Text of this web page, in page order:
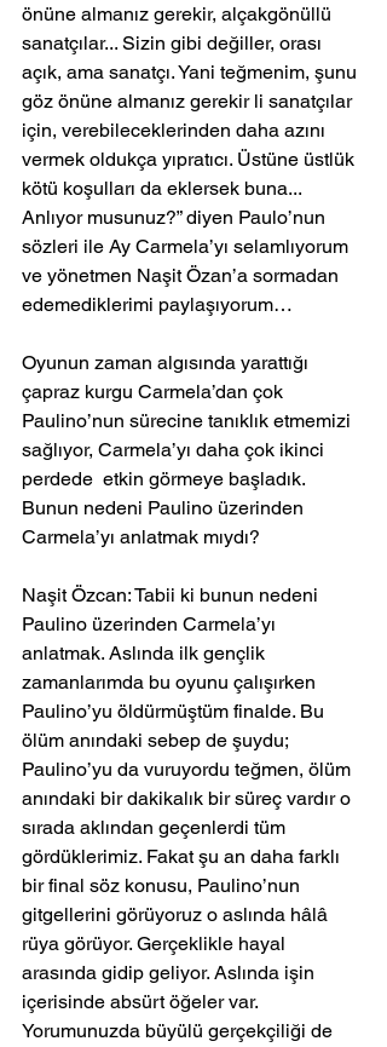
önüne almanız gerekir, alçakgönüllü
sanatçılar... Sizin gibi değiller, orası
açık, ama sanatçı. Yani teğmenim, şunu
göz önüne almanız gerekir li sanatçılar
için, verebileceklerinden daha azını
vermek oldukça yıpratıcı. Üstüne üstlük
kötü koşulları da eklersek buna...
Anlıyor musunuz?” diyen Paulo’nun
sözleri ile Ay Carmela’yı selamlıyorum
ve yönetmen Naşit Özan’a sormadan
edemediklerimi paylaşıyorum…
Oyunun zaman algısında yarattığı
çapraz kurgu Carmela’dan çok
Paulino’nun sürecine tanıklık etmemizi
sağlıyor, Carmela’yı daha çok ikinci
perdede  etkin görmeye başladık.
Bunun nedeni Paulino üzerinden
Carmela’yı anlatmak mıydı?
Naşit Özcan: Tabii ki bunun nedeni
Paulino üzerinden Carmela’yı
anlatmak. Aslında ilk gençlik
zamanlarımda bu oyunu çalışırken
Paulino’yu öldürmüştüm finalde. Bu
ölüm anındaki sebep de şuydu;
Paulino’yu da vuruyordu teğmen, ölüm
anındaki bir dakikalık bir süreç vardır o
sırada aklından geçenlerdi tüm
gördüklerimiz. Fakat şu an daha farklı
bir final söz konusu, Paulino’nun
gitgellerini görüyoruz o aslında hâlâ
rüya görüyor. Gerçeklikle hayal
arasında gidip geliyor. Aslında işin
içerisinde absürt öğeler var.
Yorumunuzda büyülü gerçekçiliği de